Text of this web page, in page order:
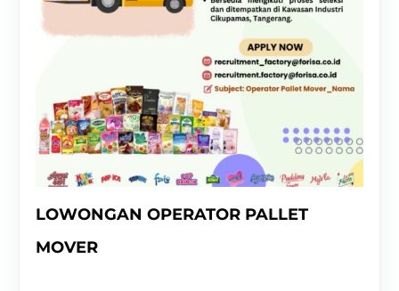
LOWONGAN OPERATOR PALLET
MOVER